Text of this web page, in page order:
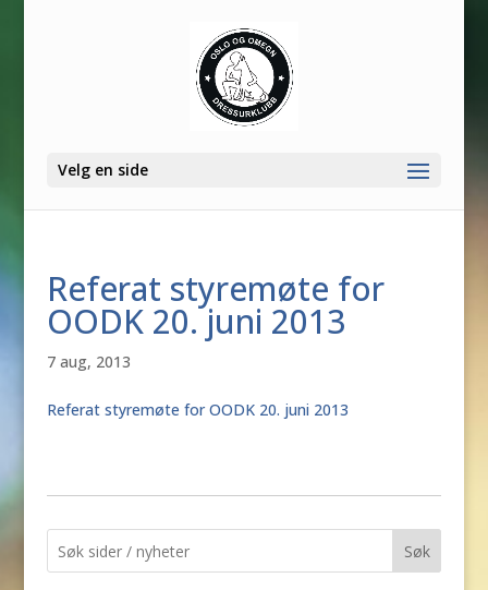
Velg en side
Referat styremøte for
OODK 20. juni 2013
7 aug, 2013
Referat styremøte for OODK 20. juni 2013
Søk